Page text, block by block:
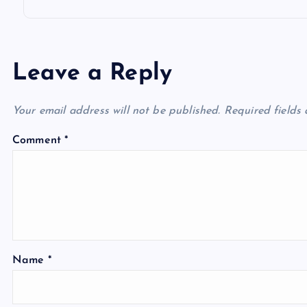
Leave a Reply
Your email address will not be published. Required fields
Comment*
Name *